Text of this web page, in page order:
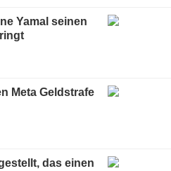
Yamal seinen
Meta Geldstrafe
das einen